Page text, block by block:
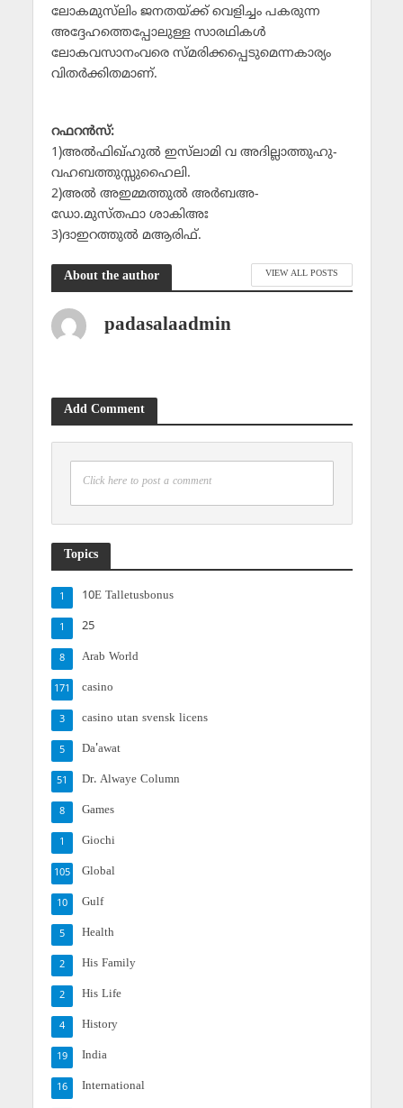
ലോകമുസ്‌ലിം ജനതയ്ക്ക് വെളിച്ചം പകരുന്ന
അദ്ദേഹത്തെപ്പോലുള്ള സാരഥികള്‍
ലോകവസാനംവരെ സ്മരിക്കപ്പെടുമെന്നകാര്യം
വിതര്‍ക്കിതമാണ്.
റഫറന്‍സ്:
1)അല്‍ഫിഖ്ഹുല്‍ ഇസ്‌ലാമി വ അദില്ലാത്തുഹു-
വഹബത്തുസ്സുഹൈലി.
2)അല്‍ അഇമ്മത്തുല്‍ അര്‍ബഅ-
ഡോ.മുസ്തഫാ ശാകിഅഃ
3)ദാഇറത്തുല്‍ മആരിഫ്.
About the author VIEW ALL POSTS
padasalaadmin
Add Comment
Click here to post a comment
Topics
10E Talletusbonus
1
25
1
Arab World
8
casino
171
casino utan svensk licens
3
Da'awat
5
Dr. Alwaye Column
51
Games
8
Giochi
1
Global
105
Gulf
10
Health
5
His Family
2
His Life
2
History
4
India
19
International
16